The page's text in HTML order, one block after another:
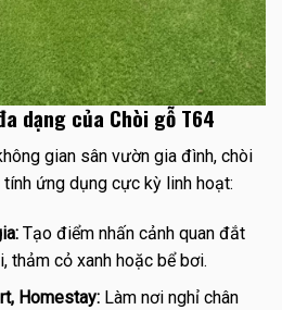
dạng của Chòi gỗ T64
gian sân vườn gia đình, chòi
ứng dụng cực kỳ linh hoạt:
Tạo điểm nhấn cảnh quan đắt
thảm cỏ xanh hoặc bể bơi.
Homestay:Làm nơi nghỉ chân